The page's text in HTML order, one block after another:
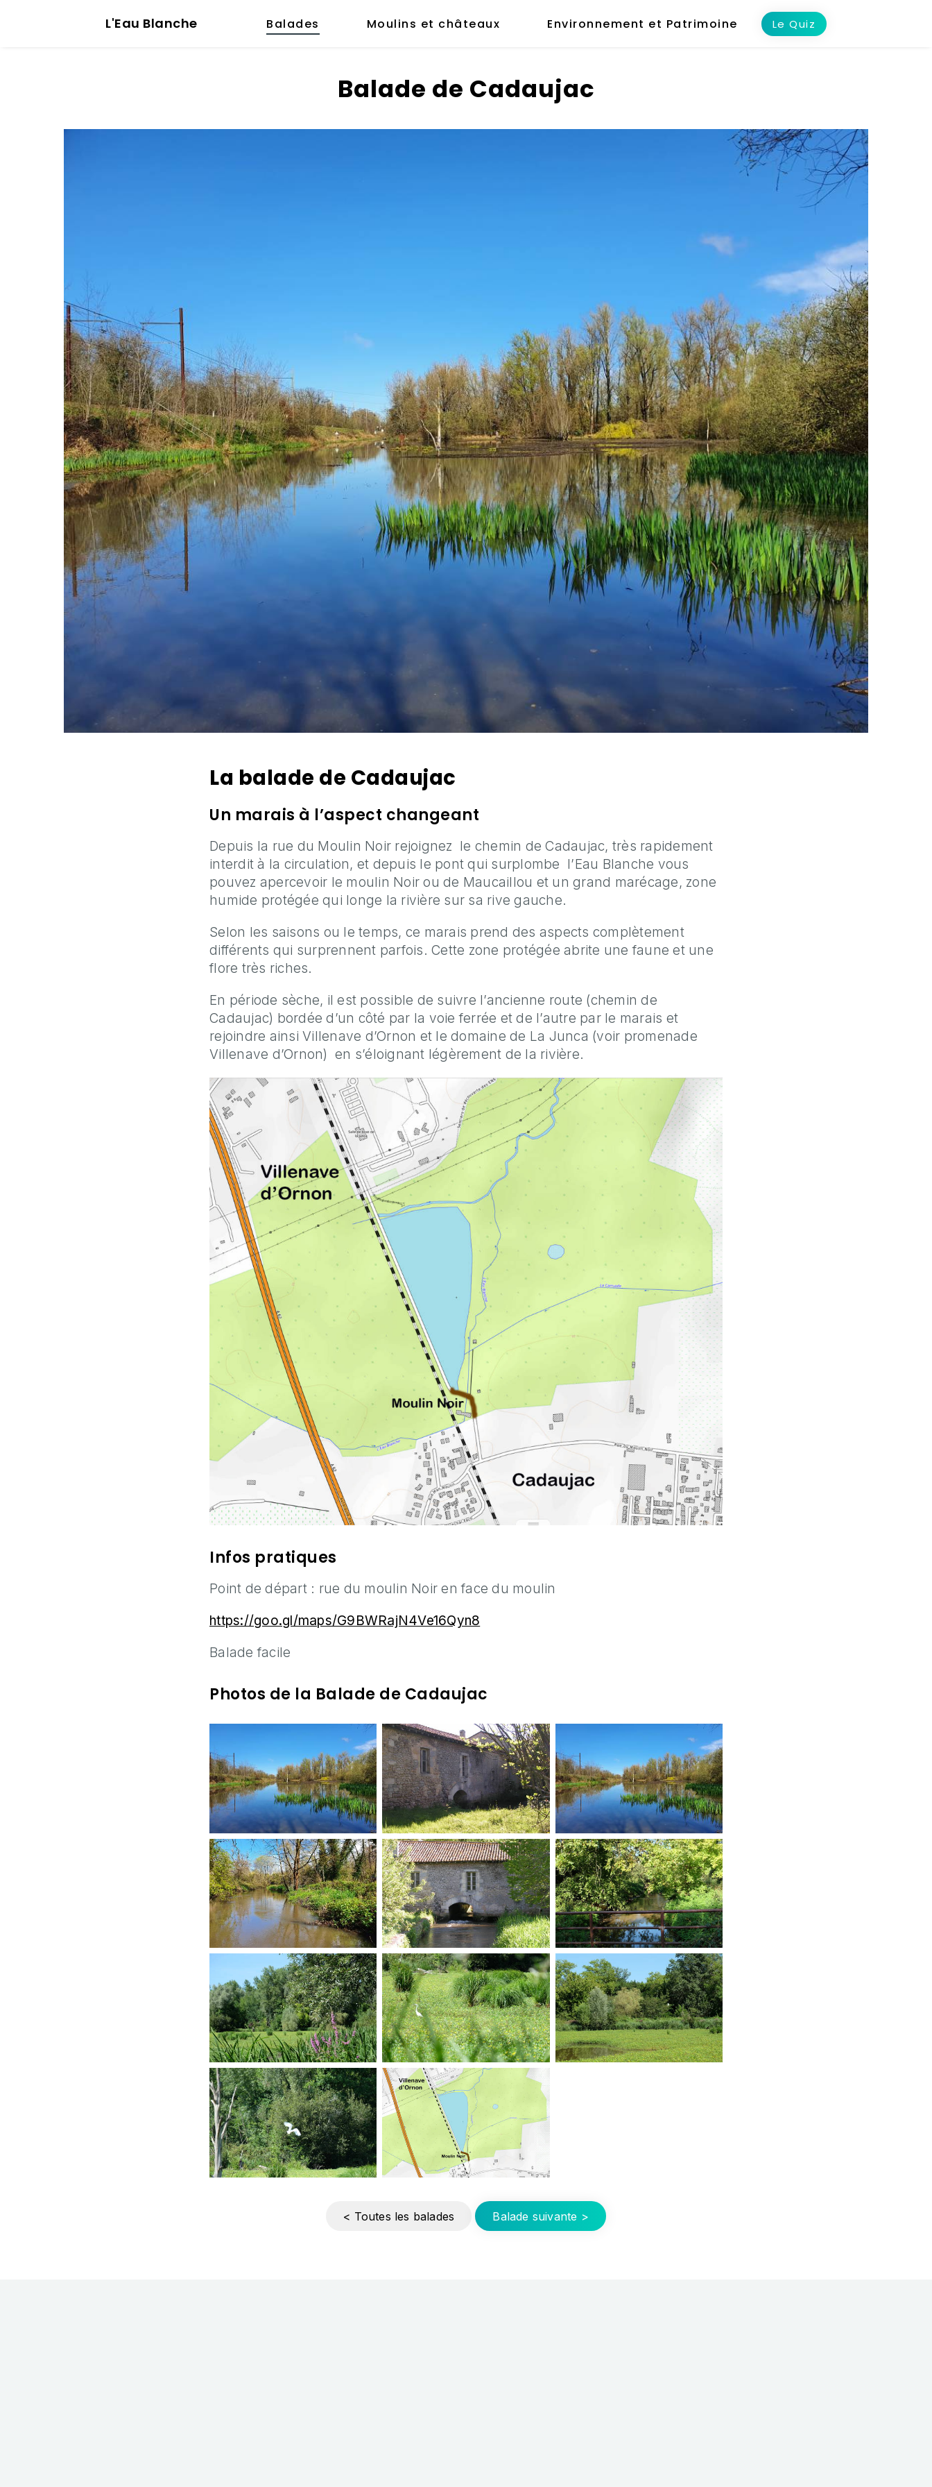
L'Eau Blanche Balades Moulins et châteaux Environnement et Patrimoine Le Quiz
Balade de Cadaujac
La balade de Cadaujac
Un marais à l’aspect changeant
Depuis la rue du Moulin Noir rejoignez le chemin de Cadaujac, très rapidement
interdit à la circulation, et depuis le pont qui surplombe l’Eau Blanche vous
pouvez apercevoir le moulin Noir ou de Maucaillou et un grand marécage, zone
humide protégée qui longe la rivière sur sa rive gauche.
Selon les saisons ou le temps, ce marais prend des aspects complètement
différents qui surprennent parfois. Cette zone protégée abrite une faune et une
flore très riches.
En période sèche, il est possible de suivre l’ancienne route (chemin de
Cadaujac) bordée d’un côté par la voie ferrée et de l’autre par le marais et
rejoindre ainsi Villenave d’Ornon et le domaine de La Junca (voir promenade
Villenave d’Ornon) en s’éloignant légèrement de la rivière.
Infos pratiques
Point de départ : rue du moulin Noir en face du moulin
https://goo.gl/maps/G9BWRajN4Ve16Qyn8
Balade facile
Photos de la Balade de Cadaujac
< Toutes les balades Balade suivante >